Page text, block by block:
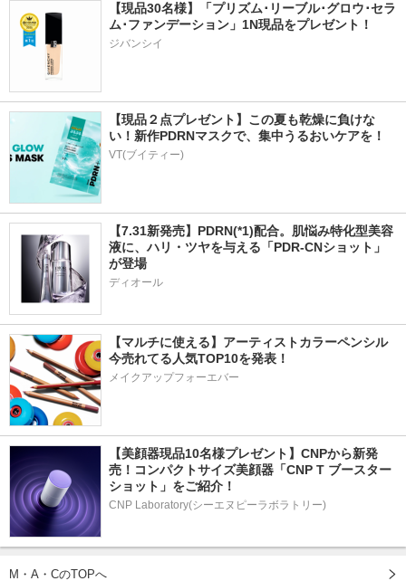
【現品30名様】「プリズム･リーブル･グロウ･セラ
ジバンシイ
【現品２点プレゼント】この夏も乾燥に負けな
い！新作PDRNマスクで、集中うるおいケアを！
VT(ブイティー)
【7.31新発売】PDRN(*1)配合。肌悩み特化型美容
液に、ハリ・ツヤを与える「PDR-CNショット」
が登場
ディオール
【マルチに使える】アーティストカラーペンシル
今売れてる人気TOP10を発表！
メイクアップフォーエバー
【美顔器現品10名様プレゼント】CNPから新発
売！コンパクトサイズ美顔器「CNP T ブースター
ショット」をご紹介！
CNP Laboratory(シーエヌピーラボラトリー)
M・A・CのTOPへ